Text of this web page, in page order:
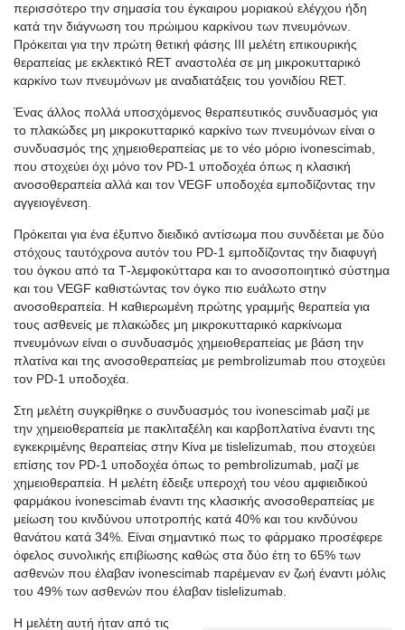
περισσότερο την σημασία του έγκαιρου μοριακού ελέγχου ήδη
κατά την διάγνωση του πρώιμου καρκίνου των πνευμόνων.
Πρόκειται για την πρώτη θετική φάσης III μελέτη επικουρικής
θεραπείας με εκλεκτικό RET αναστολέα σε μη μικροκυτταρικό
καρκίνο των πνευμόνων με αναδιατάξεις του γονιδίου RET.
Ένας άλλος πολλά υποσχόμενος θεραπευτικός συνδυασμός για
το πλακώδες μη μικροκυτταρικό καρκίνο των πνευμόνων είναι ο
συνδυασμός της χημειοθεραπείας με το νέο μόριο ivonescimab,
που στοχεύει όχι μόνο τον PD-1 υποδοχέα όπως η κλασική
ανοσοθεραπεία αλλά και τον VEGF υποδοχέα εμποδίζοντας την
αγγειογένεση.
Πρόκειται για ένα έξυπνο διειδικό αντίσωμα που συνδέεται με δύο
στόχους ταυτόχρονα αυτόν του PD-1 εμποδίζοντας την διαφυγή
του όγκου από τα Τ-λεμφοκύτταρα και το ανοσοποιητικό σύστημα
και του VEGF καθιστώντας τον όγκο πιο ευάλωτο στην
ανοσοθεραπεία. Η καθιερωμένη πρώτης γραμμής θεραπεία για
τους ασθενείς με πλακώδες μη μικροκυτταρικό καρκίνωμα
πνευμόνων είναι ο συνδυασμός χημειοθεραπείας με βάση την
πλατίνα και της ανοσοθεραπείας με pembrolizumab που στοχεύει
τον PD-1 υποδοχέα.
Στη μελέτη συγκρίθηκε ο συνδυασμός του ivonescimab μαζί με
την χημειοθεραπεία με πακλιταξέλη και καρβοπλατίνα έναντι της
εγκεκριμένης θεραπείας στην Κίνα με tislelizumab, που στοχεύει
επίσης τον PD-1 υποδοχέα όπως το pembrolizumab, μαζί με
χημειοθεραπεία. Η μελέτη έδειξε υπεροχή του νέου αμφιειδικού
φαρμάκου ivonescimab έναντι της κλασικής ανοσοθεραπείας με
μείωση του κινδύνου υποτροπής κατά 40% και του κινδύνου
θανάτου κατά 34%. Είναι σημαντικό πως το φάρμακο προσέφερε
όφελος συνολικής επιβίωσης καθώς στα δύο έτη το 65% των
ασθενών που έλαβαν ivonescimab παρέμεναν εν ζωή έναντι μόλις
του 49% των ασθενών που έλαβαν tislelizumab.
Η μελέτη αυτή ήταν από τις